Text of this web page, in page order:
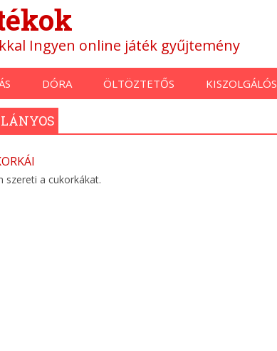
Ingyen online játék gyűjtemény
DÓRA ÖLTÖZTETŐS KISZOLGÁLÓS
szereti a cukorkákat.